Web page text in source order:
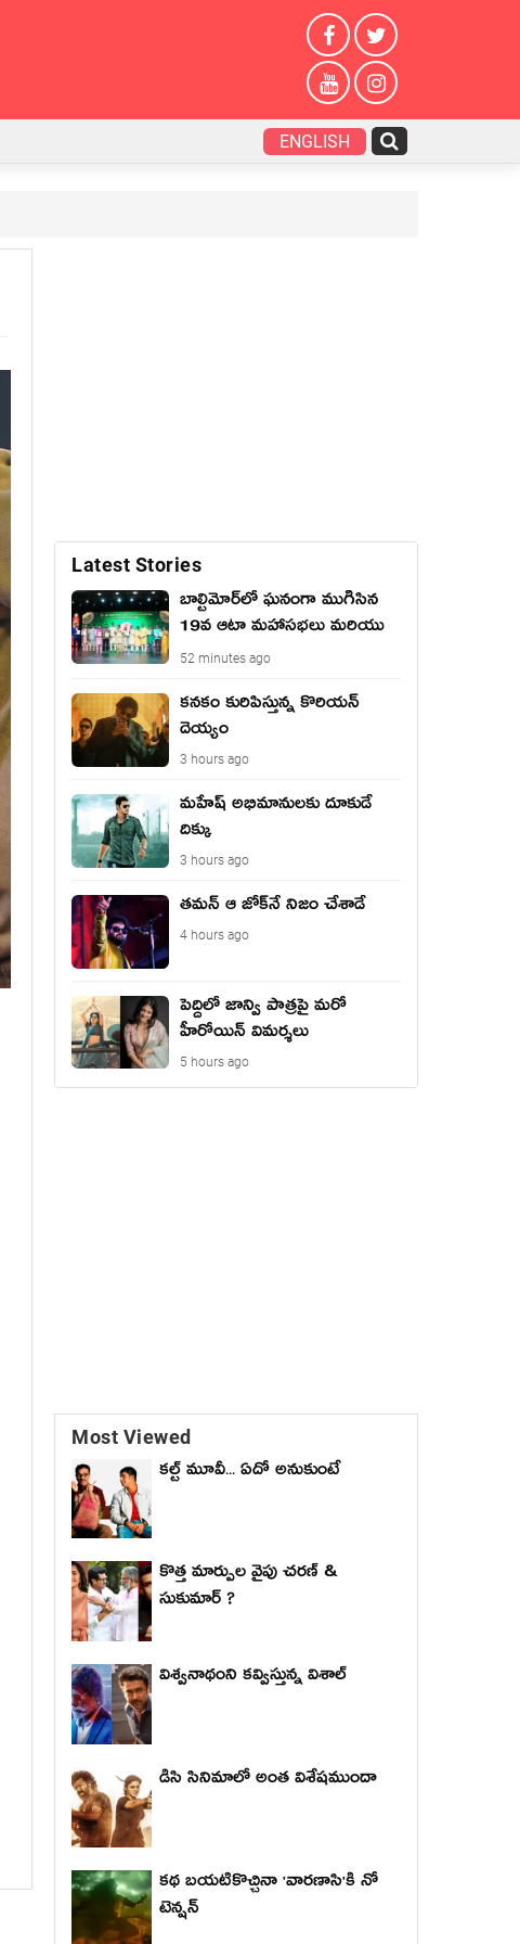
ENGLISH
Latest Stories
బాల్టిమోర్‌లో ఘనంగా ముగిసిన
19వ ఆటా మహాసభలు మరియు
యువజన సదస్సు
52 minutes ago
కనకం కురిపిస్తున్న కొరియన్
దెయ్యం
3 hours ago
మహేష్ అభిమానులకు దూకుడే
దిక్కు
3 hours ago
తమన్ ఆ జోక్‌నే నిజం చేశాడే
4 hours ago
పెద్దిలో జాన్వి పాత్రపై మరో
హీరోయిన్ విమర్శలు
5 hours ago
Most Viewed
కల్ట్ మూవీ... ఏదో అనుకుంటే
కొత్త మార్పుల వైపు చరణ్ &
సుకుమార్ ?
విశ్వనాథంని కవ్విస్తున్న విశాల్
డిసి సినిమాలో అంత విశేషముందా
కథ బయటికొచ్చినా 'వారణాసి'కి నో
టెన్షన్